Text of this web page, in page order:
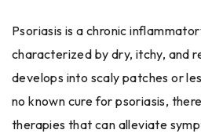
Psoriasis is a chronic
characterized by dry, itchy, and
develops into scaly patches or
no known cure for psoriasis,
therapies that can alleviate